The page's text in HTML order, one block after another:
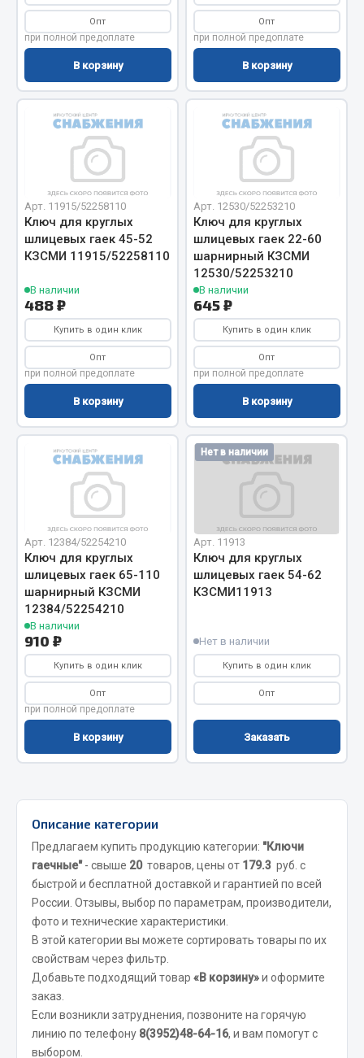
Сцепление
Коробка передач
Коробка передач ZF
Показать ещё
Весь раздел
Запчасти МАЗ
Система питания
Подвеска
Тормозная система
Окно ветровое
Двигатель
Электрооборудование
Показать ещё
Весь раздел
Запчасти Урал
Двигатель
Мост задний
Система питания
Система выпуска газа
Система охлаждения
Сцепление
Тормозная система
Показать ещё
Запчасти ЯМЗ
Система выпуска газа
Система охлаждения
Коробка передач
Рулевое управление
Тормозная система
Показать ещё
Весь раздел
Запчасти HOWO
Опт
при полной предоплате
В корзину
Опт
при полной предоплате
В корзину
Арт. 11915/52258110
Ключ для круглых
шлицевых гаек 45-52
КЗСМИ 11915/52258110
В наличии
488 ₽
Купить в один клик
Опт
при полной предоплате
В корзину
Арт. 12530/52253210
Ключ для круглых
шлицевых гаек 22-60
шарнирный КЗСМИ
12530/52253210
В наличии
645 ₽
Купить в один клик
Опт
при полной предоплате
В корзину
Арт. 12384/52254210
Ключ для круглых
шлицевых гаек 65-110
шарнирный КЗСМИ
12384/52254210
В наличии
910 ₽
Купить в один клик
Опт
при полной предоплате
В корзину
Нет в наличии
Арт. 11913
Ключ для круглых
шлицевых гаек 54-62
КЗСМИ11913
Нет в наличии
Купить в один клик
Опт
Заказать
Описание категории
Предлагаем купить продукцию категории: "Ключи
гаечные"- свыше 20 товаров, цены от 179.3 руб. с
быстрой и бесплатной доставкой и гарантией по всей
России. Отзывы, выбор по параметрам, производители,
фото и технические характеристики.
В этой категории вы можете сортировать товары по их
свойствам через фильтр.
Добавьте подходящий товар «В корзину»и оформите
заказ.
Если возникли затруднения, позвоните на горячую
линию по телефону 8(3952)48-64-16, и вам помогут с
выбором.